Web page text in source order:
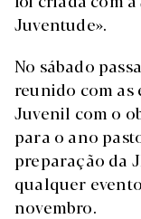
Juventude».
No sábado
reunido com as
Juvenil com o
para o ano
preparação da
qualquer
novembro.